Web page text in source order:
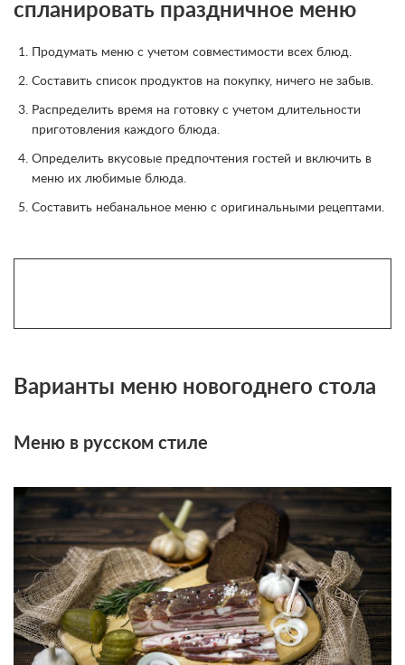
спланировать праздничное меню
Продумать меню с учетом совместимости всех блюд.
Составить список продуктов на покупку, ничего не забыв.
Распределить время на готовку с учетом длительности
приготовления каждого блюда.
Определить вкусовые предпочтения гостей и включить в
меню их любимые блюда.
Составить небанальное меню с оригинальными рецептами.
Варианты меню новогоднего стола
Меню в русском стиле